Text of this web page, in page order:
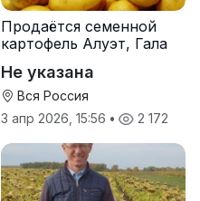
Продаётся семенной
картофель Алуэт, Гала
Не указана
Вся Россия
3 апр 2026, 15:56 • 2 172